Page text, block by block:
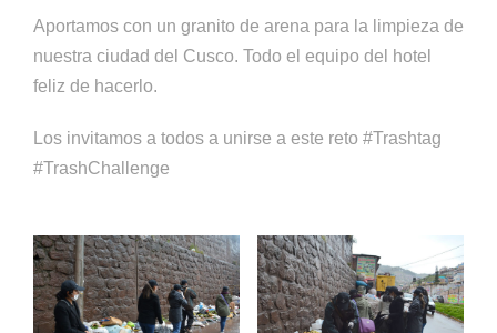
Aportamos con un granito de arena para la limpieza de
nuestra ciudad del Cusco. Todo el equipo del hotel
feliz de hacerlo.
Los invitamos a todos a unirse a este reto #Trashtag
#TrashChallenge